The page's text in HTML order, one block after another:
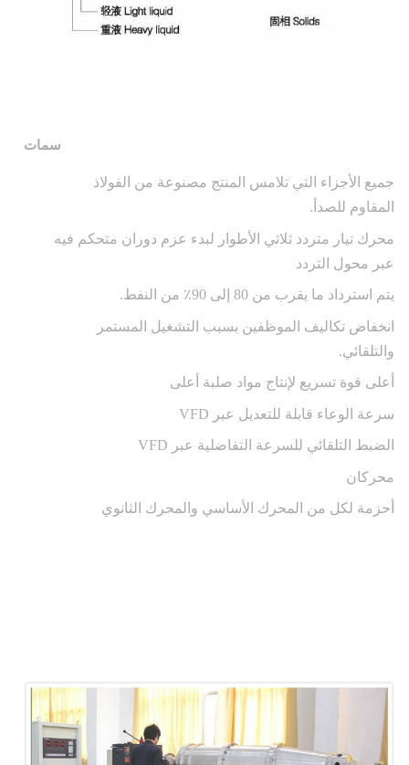
سمات
جميع الأجزاء التي تلامس المنتج مصنوعة من الفولاذ
المقاوم للصدأ.
محرك تيار متردد ثلاثي الأطوار لبدء عزم دوران متحكم فيه
عبر محول التردد
يتم استرداد ما يقرب من 80 إلى 90٪ من النفط.
انخفاض تكاليف الموظفين بسبب التشغيل المستمر
والتلقائي.
أعلى قوة تسريع لإنتاج مواد صلبة أعلى
سرعة الوعاء قابلة للتعديل عبر VFD
الضبط التلقائي للسرعة التفاضلية عبر VFD
محركان
أحزمة لكل من المحرك الأساسي والمحرك الثانوي